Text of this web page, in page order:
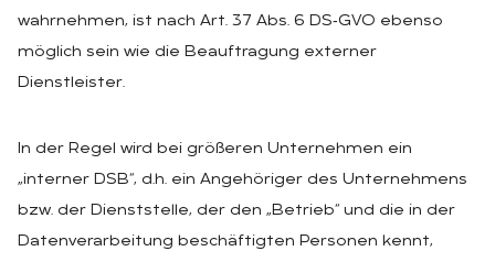
wahrnehmen, ist nach Art. 37 Abs. 6 DS‑GVO ebenso
möglich sein wie die Beauftragung externer
Dienstleister.
In der Regel wird bei größeren Unternehmen ein
„interner DSB“, d.h. ein Angehöriger des Unternehmens
bzw. der Dienststelle, der den „Betrieb“ und die in der
Datenverarbeitung beschäftigten Personen kennt,